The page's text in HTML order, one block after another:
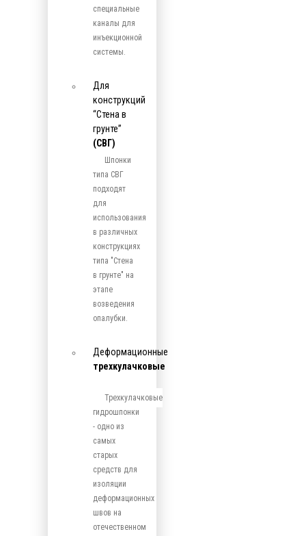
специальные
каналы для
инъекционной
системы.
Для
конструкций
“Стена в
грунте”
(СВГ)
Шпонки
типа СВГ
подходят
для
использования
в различных
конструкциях
типа "Стена
в грунте" на
этапе
возведения
опалубки.
Деформационные
трехкулачковые
Трехкулачковые
гидрошпонки
- одно из
самых
старых
средств для
изоляции
деформационных
швов на
отечественном